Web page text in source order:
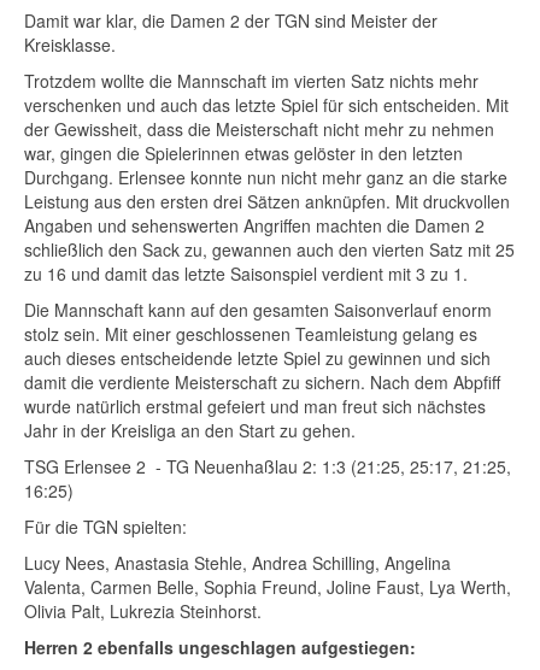
Damit war klar, die Damen 2 der TGN sind Meister der
Kreisklasse.
Trotzdem wollte die Mannschaft im vierten Satz nichts mehr
verschenken und auch das letzte Spiel für sich entscheiden. Mit
der Gewissheit, dass die Meisterschaft nicht mehr zu nehmen
war, gingen die Spielerinnen etwas gelöster in den letzten
Durchgang. Erlensee konnte nun nicht mehr ganz an die starke
Leistung aus den ersten drei Sätzen anknüpfen. Mit druckvollen
Angaben und sehenswerten Angriffen machten die Damen 2
schließlich den Sack zu, gewannen auch den vierten Satz mit 25
zu 16 und damit das letzte Saisonspiel verdient mit 3 zu 1.
Die Mannschaft kann auf den gesamten Saisonverlauf enorm
stolz sein. Mit einer geschlossenen Teamleistung gelang es
auch dieses entscheidende letzte Spiel zu gewinnen und sich
damit die verdiente Meisterschaft zu sichern. Nach dem Abpfiff
wurde natürlich erstmal gefeiert und man freut sich nächstes
Jahr in der Kreisliga an den Start zu gehen.
TSG Erlensee 2 - TG Neuenhaßlau 2: 1:3 (21:25, 25:17, 21:25,
16:25)
Für die TGN spielten:
Lucy Nees, Anastasia Stehle, Andrea Schilling, Angelina
Valenta, Carmen Belle, Sophia Freund, Joline Faust, Lya Werth,
Olivia Palt, Lukrezia Steinhorst.
Herren 2 ebenfalls ungeschlagen aufgestiegen: